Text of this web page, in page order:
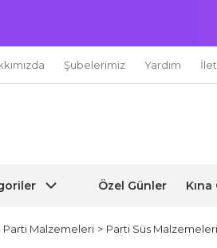
Şubelerimiz Yardım
Özel Günler
Parti Malzemeleri Parti Süs Malzemeleri